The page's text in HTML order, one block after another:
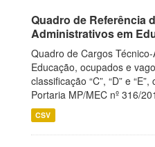
Quadro de Referência
Administrativos em
Quadro de Cargos
Educação, ocupados e
classificação “C”, “D” e
Portaria MP/MEC nº 316/
CSV